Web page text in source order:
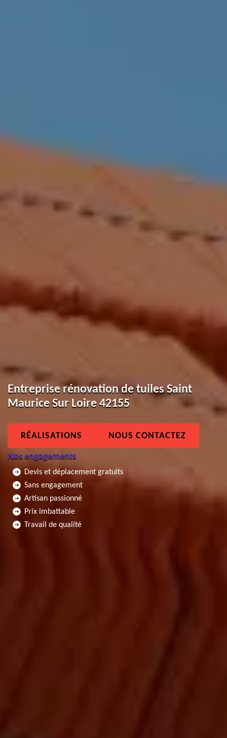
Entreprise rénovation de tuiles Saint
Maurice Sur Loire 42155
RÉALISATIONS NOUS CONTACTEZ
Nos engagements
Devis et déplacement gratuits
Sans engagement
Artisan passionné
Prix imbattable
Travail de qualité